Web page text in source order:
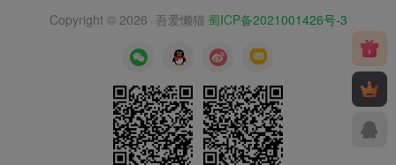
Copyright © 2026 · 吾爱懒猫 蜀ICP备2021001426号-3